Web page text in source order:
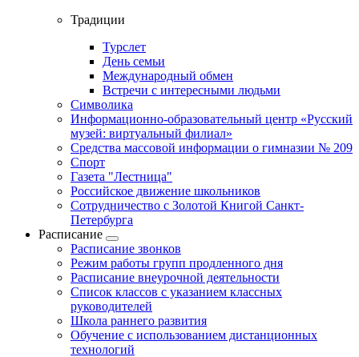
Традиции
Турслет
День семьи
Международный обмен
Встречи с интересными людьми
Символика
Информационно-образовательный центр «Русский
музей: виртуальный филиал»
Средства массовой информации о гимназии № 209
Спорт
Газета "Лестница"
Российское движение школьников
Сотрудничество с Золотой Книгой Санкт-
Петербурга
Расписание
Расписание звонков
Режим работы групп продленного дня
Расписание внеурочной деятельности
Список классов с указанием классных
руководителей
Школа раннего развития
Обучение с использованием дистанционных
технологий